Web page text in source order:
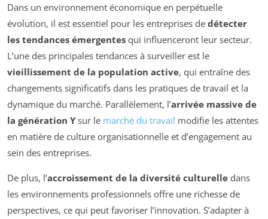
Dans un environnement économique en perpétuelle
évolution, il est essentiel pour les entreprises de détecter
les tendances émergentes qui influenceront leur secteur.
L’une des principales tendances à surveiller est le
vieillissement de la population active, qui entraîne des
changements significatifs dans les pratiques de travail et la
dynamique du marché. Parallèlement, l’arrivée massive de
la génération Y sur le marché du travail modifie les attentes
en matière de culture organisationnelle et d’engagement au
sein des entreprises.
De plus, l’accroissement de la diversité culturelle dans
les environnements professionnels offre une richesse de
perspectives, ce qui peut favoriser l’innovation. S’adapter à